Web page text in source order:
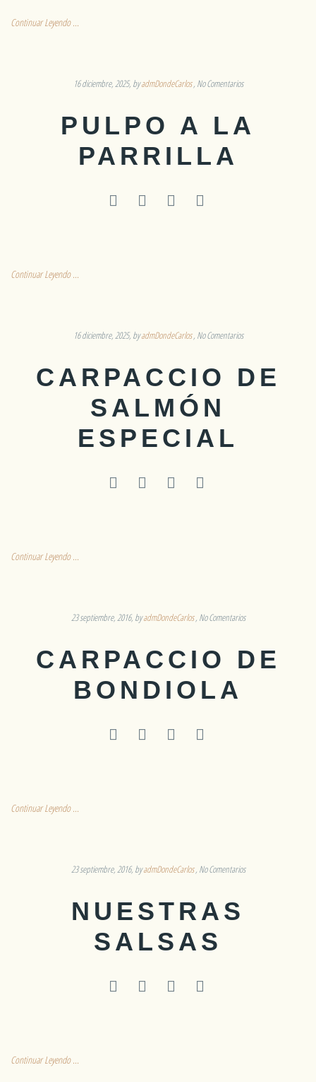
Continuar Leyendo ...
16 diciembre, 2025 byadmDondeCarlos No Comentarios
PULPO A LA
PARRILLA
Continuar Leyendo ...
16 diciembre, 2025 byadmDondeCarlos No Comentarios
CARPACCIO DE
SALMÓN
ESPECIAL
Continuar Leyendo ...
23 septiembre, 2016 byadmDondeCarlos No Comentarios
CARPACCIO DE
BONDIOLA
Continuar Leyendo ...
23 septiembre, 2016 byadmDondeCarlos No Comentarios
NUESTRAS
SALSAS
Continuar Leyendo ...